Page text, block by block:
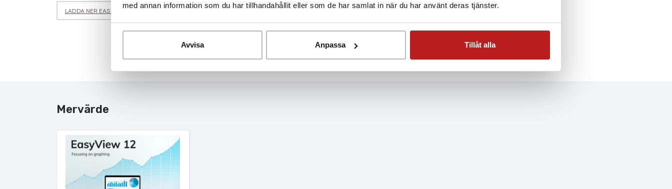
med annan information som du har tillhandahållit eller som de har samlat in när du har använt deras tjänster.
Avvisa Anpassa Tillåt alla
LADDA NER EASYVIEW
Mervärde